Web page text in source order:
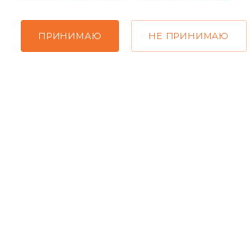
+7(499) 490-48-04
ПРИНИМАЮ НЕ ПРИНИМАЮ